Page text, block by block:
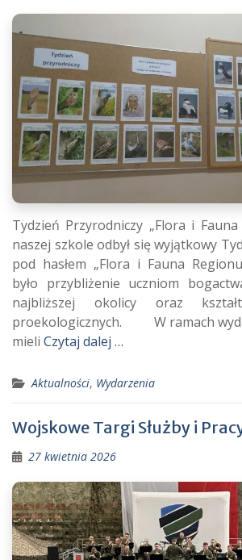
Tydzień Przyrodniczy „Flora i
naszej szkole odbył się wyjątkowy
pod hasłem „Flora i Fauna
było przybliżenie uczniom
najbliższej okolicy oraz
proekologicznych. W ramach
mieli Czytaj dalej …
Aktualności, Wydarzenia
Wojskowe Targi Służby i
27 kwietnia 2026